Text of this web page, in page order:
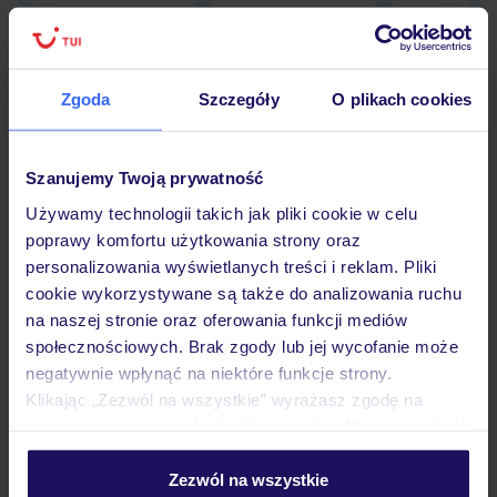
Zgoda Szczegóły O plikach cookies
Szanujemy Twoją prywatność
Używamy technologii takich jak pliki cookie w celu
poprawy komfortu użytkowania strony oraz
personalizowania wyświetlanych treści i reklam. Pliki
cookie wykorzystywane są także do analizowania ruchu
na naszej stronie oraz oferowania funkcji mediów
społecznościowych. Brak zgody lub jej wycofanie może
negatywnie wpłynąć na niektóre funkcje strony.
Klikając „Zezwól na wszystkie” wyrażasz zgodę na
personalizować swój wybór wchodząc w zakładkę
Zezwól na wszystkie
Opinie
Pokoje
Wyżywienie
Atrakcje